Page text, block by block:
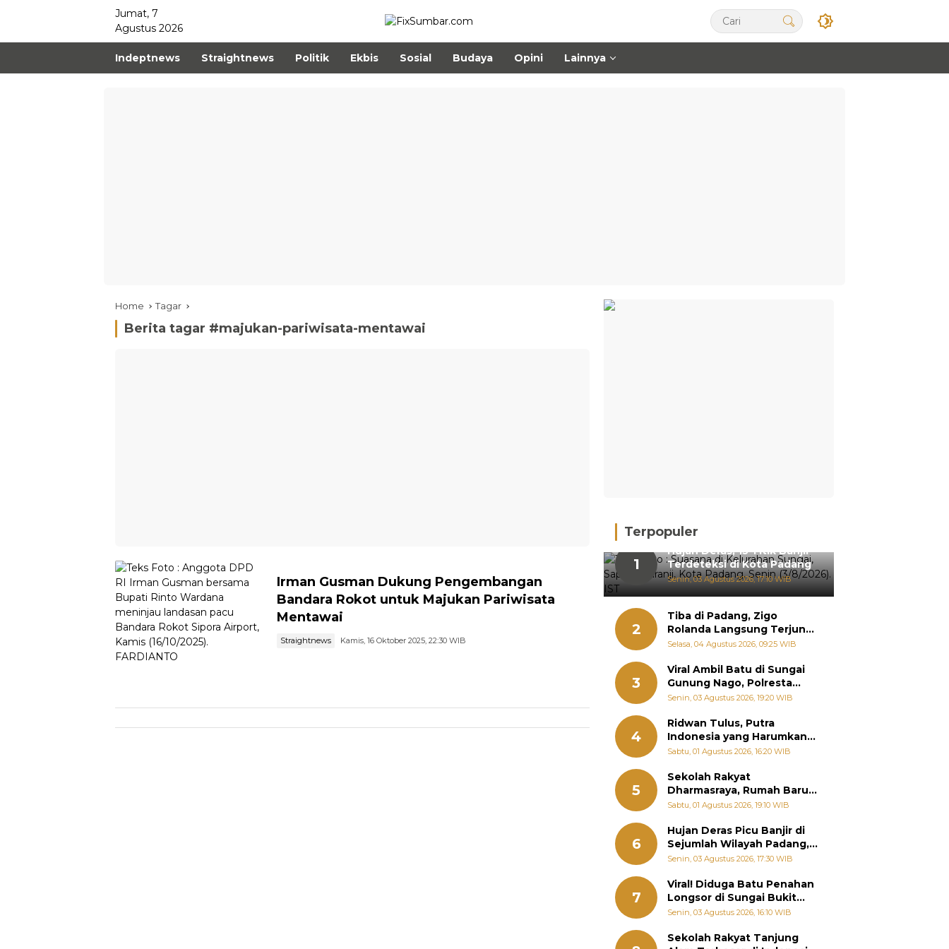
Jumat, 7
Agustus 2026
Indeptnews Straightnews Politik Ekbis Sosial Budaya Opini Lainnya
Home Tagar
Berita tagar #majukan-pariwisata-mentawai
Irman Gusman Dukung Pengembangan
Bandara Rokot untuk Majukan Pariwisata
Mentawai
Straightnews Kamis, 16 Oktober 2025, 22:30 WIB
Terpopuler
1
Hujan Deras, 15 Titik Banjir
Terdeteksi di Kota Padang
Senin, 03 Agustus 2026, 17:10 WIB
2
Tiba di Padang, Zigo
Rolanda Langsung Terjun
Bantu Warga Terdampak
Selasa, 04 Agustus 2026, 09:25 WIB
3
Viral Ambil Batu di Sungai
Gunung Nago, Polresta
Padang Ungkap Fakta
Senin, 03 Agustus 2026, 19:20 WIB
4
Ridwan Tulus, Putra
Indonesia yang Harumkan
Nama Bangsa hingga
Jepang
Sabtu, 01 Agustus 2026, 16:20 WIB
5
Sekolah Rakyat
Dharmasraya, Rumah Baru
268 Anak Menggapai Mimpi
Kemiskinan
Sabtu, 01 Agustus 2026, 19:10 WIB
6
Hujan Deras Picu Banjir di
Sejumlah Wilayah Padang,
Fadly Amran Perintahkan
Senin, 03 Agustus 2026, 17:30 WIB
7
Viral! Diduga Batu Penahan
Longsor di Sungai Bukit
Nago Padang Diambil, Warga
Senin, 03 Agustus 2026, 16:10 WIB
Sekolah Rakyat Tanjung